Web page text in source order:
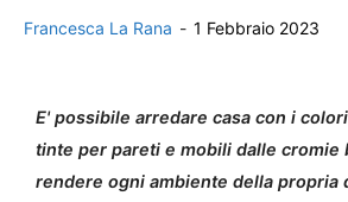
Francesca La Rana - 1 Febbraio 2023
E' possibile arredare casa con i
tinte per pareti e mobili dalle cromie
rendere ogni ambiente della propria